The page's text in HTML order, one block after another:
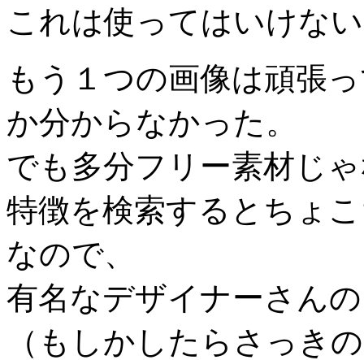
これは使ってはいけな
もう１つの画像は頑張
か分からなかった。
でも多分フリー素材じ
特徴を検索するとちょ
なので、
有名なデザイナーさん
（もしかしたらさっき